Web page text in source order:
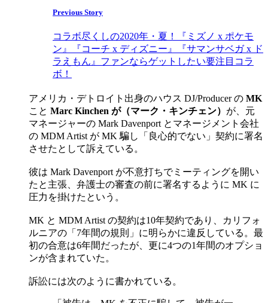
Previous Story
コラボ尽くしの2020年・夏！『ミズノ x ポケモ
ン』『コーチ x ディズニー』『サマンサベガ x ド
ラえもん』ファンならゲットしたい要注目コラ
ボ！
アメリカ・デトロイト出身のハウス DJ/Producer の MK
こと Marc Kinchen が（マーク・キンチェン） が、元
マネージャーの Mark Davenport とマネージメント会社
の MDM Artist が MK 騙し「良心的でない」契約に署名
させたとして訴えている。
彼は Mark Davenport が不意打ちでミーティングを開い
たと主張、弁護士の審査の前に署名するように MK に
圧力を掛けたという。
MK と MDM Artist の契約は10年契約であり、カリフォ
ルニアの「7年間の規則」に明らかに違反している。最
初の合意は6年間だったが、更に4つの1年間のオプショ
ンが含まれていた。
訴訟には次のように書かれている。